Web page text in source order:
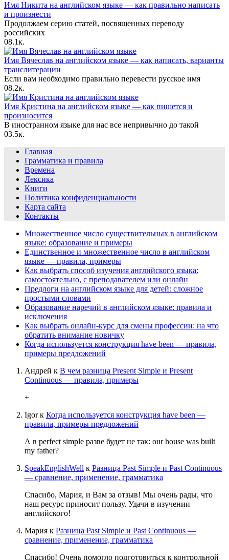
Имя Никита на английском языке — как правильно написать
и произнести
Продолжаем серию статей, посвященных переводу
российских
08.1к.
Имя Вячеслав на английском языке — как написать, варианты
транслитерации
Если вам необходимо правильно перевести русское имя
08.2к.
Имя Кристина на английском языке — как пишется и
произносится
В иностранном языке для нас все непривычно до такой
03.5к.
Главная
Грамматика и правила
Времена
Лексика
Книги
Политика конфиденциальности
Карта сайта
Контакты
Множественное число существительных в английском
языке: образование и примеры
Единственное и множественное число в английском
языке — правила, примеры
Как выбрать способ изучения английского языка:
самостоятельно, с преподавателем или онлайн
Предлоги на английском языке для детей: сложное
простыми словами
Образование наречий в английском языке: правила и
исключения
Как выбрать онлайн-курс для смены профессии: на что
обратить внимание новичку
Когда используется конструкция have been — правила,
примеры предложений
Андрей к В чем разница Present Simple и Present
Continuous — правила, примеры
+
Igorк Когда используется конструкция have been —
правила, примеры предложений
А в perfect simple разве будет не так: our house was built
my father?
SpeakEnglishWell к Разница Past Simple и Past Continuous
— сравнение, применение, грамматика
Спасибо, Мария, и Вам за отзыв! Мы очень рады, что
наш ресурс приносит пользу. Удачи в изучении
английского!
Мария к Разница Past Simple и Past Continuous —
сравнение, применение, грамматика
Спасибо! Очень помогло подготовиться к контрольной